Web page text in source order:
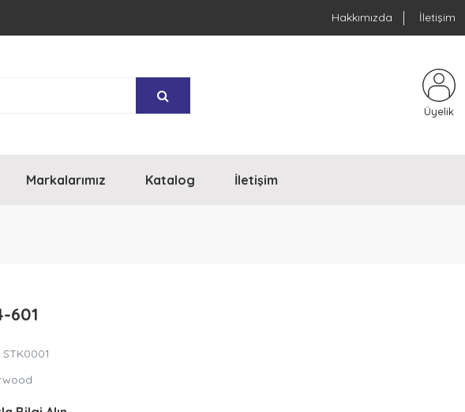
Hakkımızda İletişim
Üyelik
Markalarımız Katalog İletişim
601